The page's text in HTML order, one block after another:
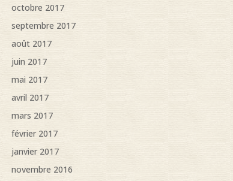
octobre 2017
septembre 2017
août 2017
juin 2017
mai 2017
avril 2017
mars 2017
février 2017
janvier 2017
novembre 2016